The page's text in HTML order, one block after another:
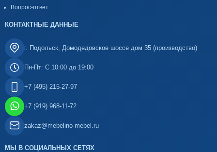
Вопрос-ответ
КОНТАКТНЫЕ ДАННЫЕ
г. Подольск, Домодедовское шоссе дом 35 (производство)
Пн-Пт: С 10:00 до 19:00
+7 (495) 215-27-97
+7 (919) 968-11-72
zakaz@mebelino-mebel.ru
МЫ В СОЦИАЛЬНЫХ СЕТЯХ